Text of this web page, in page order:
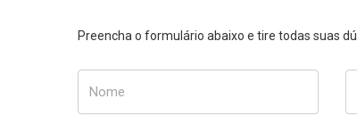
Preencha o formulário abaixo e tire todas suas